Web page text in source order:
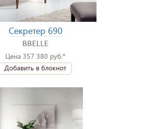
Секретер 690
BBELLE
Цена 357 380 руб.*
Добавить в блокнот